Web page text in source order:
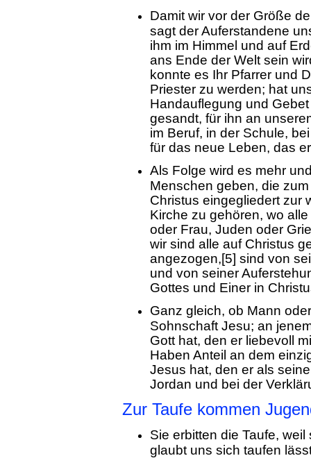
Damit wir vor der Größe
sagt der Auferstandene
ihm im Himmel und auf
ans Ende der Welt sein
konnte es Ihr Pfarrer und
Priester zu werden; hat
Handauflegung und
gesandt, für ihn an
im Beruf, in der Schule,
für das neue Leben, das
Als Folge wird es mehr
Menschen geben, die
Christus eingegliedert zur
Kirche zu gehören, wo
oder Frau, Juden oder
wir sind alle auf Christus
angezogen,[5] sind von
und von seiner
Gottes und Einer in
Ganz gleich, ob Mann
Sohnschaft Jesu; an
Gott hat, den er liebevoll
Haben Anteil an dem
Jesus hat, den er als
Jordan und bei der
Zur Taufe kommen
Sie erbitten die Taufe,
glaubt uns sich taufen